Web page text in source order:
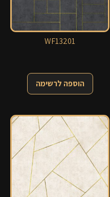
WF13201
הוספה לרשימה